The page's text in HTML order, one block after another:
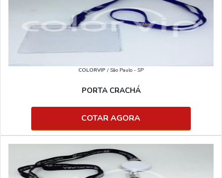
COLORVIP / São Paulo - SP
PORTA CRACHÁ
COTAR AGORA